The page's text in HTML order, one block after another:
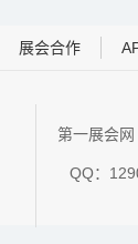
展会合作
第一展会
QQ：